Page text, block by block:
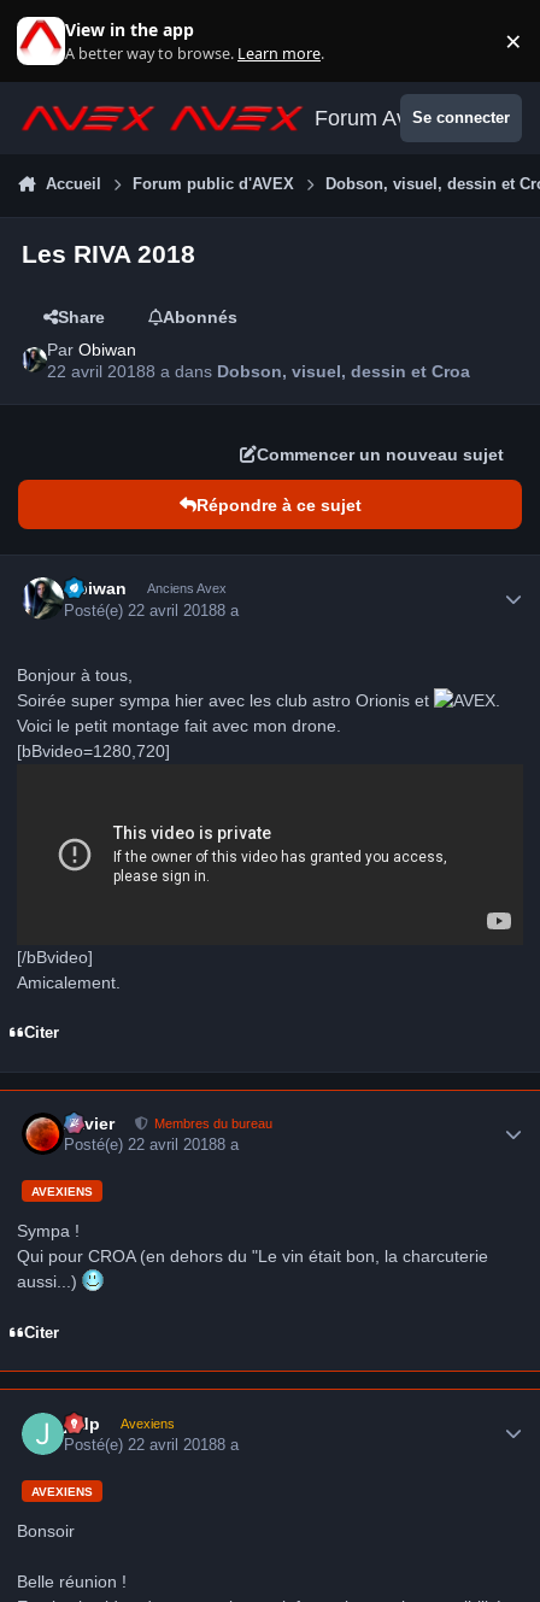
View in the app
A better way to browse. Learn more. ×
Forum AvexSe connecter
Accueil Forum public d'AVEX Dobson, visuel, dessin et
Les RIVA 2018
Share
Abonnés
ParObiwan
22 avril 20188 a dans Dobson, visuel, dessin et Croa
Commencer un nouveau sujet
Répondre à ce sujet
Obiwan Anciens Avex
Posté(e) 22 avril 20188 a
Bonjour à tous,
Soirée super sympa hier avec les club astro Orionis et
Voici le petit montage fait avec mon drone.
[bBvideo=1280,720]
[/bBvideo]
Amicalement.
Citer
Xavier Membres du bureau
Posté(e)22 avril 20188 a
AVEXIENS
Sympa !
Qui pour CROA (en dehors du "Le vin était bon, la charcuterie
aussi...)
Citer
jcdp Avexiens
Posté(e)22 avril 20188 a
AVEXIENS
Bonsoir
Belle réunion !